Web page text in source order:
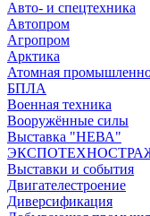
Авто- и спецтехника
Автопром
Агропром
Арктика
Атомная
БПЛА
Военная техника
Вооружённые силы
Выставка "НЕВА"
Выставки и события
Двигателестроение
Диверсификация